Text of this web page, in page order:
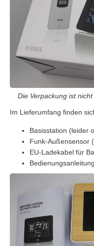
Die Verpackung ist
Im Lieferumfang finden
Basisstation (leider
Funk-Außensensor
EU-Ladekabel für